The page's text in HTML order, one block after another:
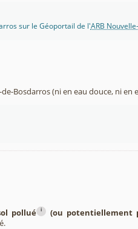
sur le Géoportail de l'ARB
Bosdarros (ni en eau douce, ni en
pollué i
(ou potentiellement